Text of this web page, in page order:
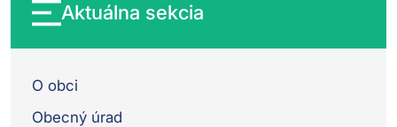
Aktuálna sekcia
O obci
Obecný úrad